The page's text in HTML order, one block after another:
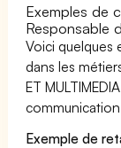
Exemples de
Responsable
Voici quelques
dans les
ET
Exemple de